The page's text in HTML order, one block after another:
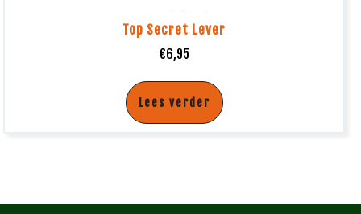
Top Secret Lever
€6,95
Lees verder